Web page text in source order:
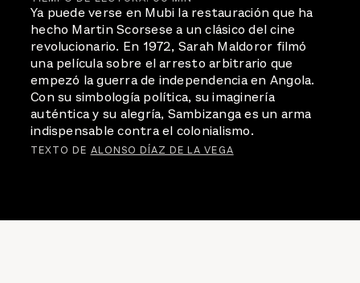
Ya puede verse en Mubi la restauración que ha
hecho Martin Scorsese a un clásico del cine
revolucionario. En 1972, Sarah Maldoror filmó
una película sobre el arresto arbitrario que
empezó la guerra de independencia en Angola.
Con su simbología política, su imaginería
auténtica y su alegría, Sambizanga es un arma
indispensable contra el colonialismo.
TEXTO DE ALONSO DÍAZ DE LA VEGA